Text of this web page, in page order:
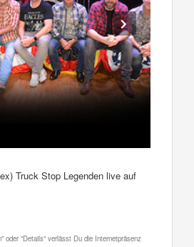
Truck Stop Legenden live auf
oder "Details" verlässt Du die Internetpräsenz